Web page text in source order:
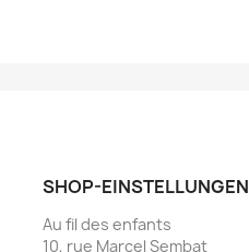
SHOP-EINSTELLUNGEN
Au fil des enfants
10, rue Marcel Sembat